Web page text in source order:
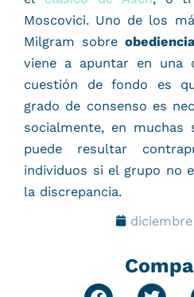
Moscovici. Uno de los
Milgram sobre
viene a apuntar en una
cuestión de fondo es
grado de consenso es
socialmente, en muchas
puede resultar
individuos si el grupo no
la discrepancia.